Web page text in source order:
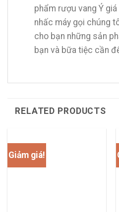
phẩm rượu vang Ý
nhấc máy gọi chúng
cho bạn những sản
bạn và bữa tiệc cần
RELATED PRODUCTS
Giảm giá!